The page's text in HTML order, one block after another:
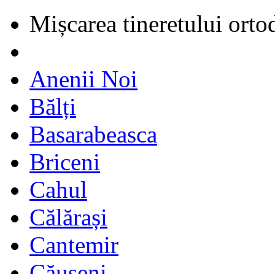
Mișcarea tineretului
Anenii Noi
Bălți
Basarabeasca
Briceni
Cahul
Călărași
Cantemir